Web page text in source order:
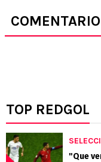
TOP REDGOL
"Que